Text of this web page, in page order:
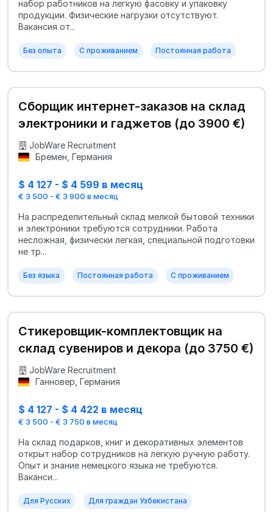
набор работников на легкую фасовку и упаковку
продукции. Физические нагрузки отсутствуют.
Вакансия от...
Без опыта С проживанием Постоянная работа
Сборщик интернет-заказов на склад
электроники и гаджетов (до 3900 €)
JobWare Recruitment
Бремен, Германия
$ 4 127 - $ 4 599 в месяц
€ 3 500 - € 3 900 в месяц
На распределительный склад мелкой бытовой техники
и электроники требуются сотрудники. Работа
несложная, физически легкая, специальной подготовки
не тр...
Без языка Постоянная работа С проживанием
Стикеровщик-комплектовщик на
склад сувениров и декора (до 3750 €)
JobWare Recruitment
Ганновер, Германия
$ 4 127 - $ 4 422 в месяц
€ 3 500 - € 3 750 в месяц
На склад подарков, книг и декоративных элементов
открыт набор сотрудников на легкую ручную работу.
Опыт и знание немецкого языка не требуются.
Ваканси...
Для Русских Для граждан Узбекистана